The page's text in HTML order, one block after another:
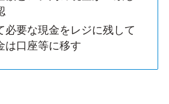
必要な現金をレジに残して
は口座等に移す